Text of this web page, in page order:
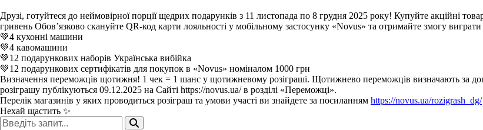
Друзі, готуйтеся до неймовірної порції щедрих подарунків з 11 листопада по 8 грудня 2025 року! Купуйте акційні
гривень Обов’язково скануйте QR-код карти лояльності у мобільному застосунку «Novus» та отримайте змогу
💚4 кухонні машини
💚4 кавомашини
💚12 подарункових наборів Українська вибійка
💚12 подарункових сертифікатів для покупок в «Novus» номіналом 1000 грн
Визначення переможців щотижня! 1 чек = 1 шанс у щотижневому розіграші. Щотижнево переможців визначають за
розіграшу публікуються 09.12.2025 на Сайті https://novus.ua/ в розділі «Переможці».
Перелік магазинів у яких проводиться розіграш та умови участі ви знайдете за посиланням https://novus.ua/rozigrash_dg/
Нехай щастить ✨